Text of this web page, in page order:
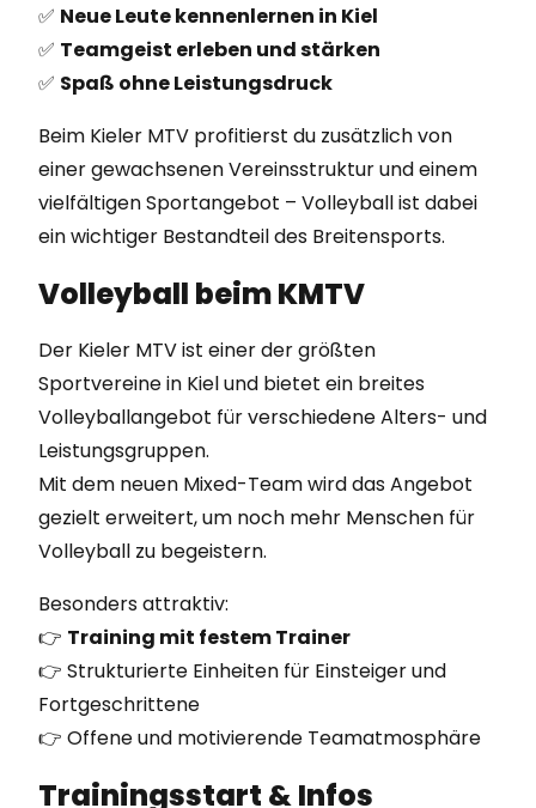
✅ Neue Leute kennenlernen in Kiel
✅ Teamgeist erleben und stärken
✅ Spaß ohne Leistungsdruck
Beim Kieler MTV profitierst du zusätzlich von
einer gewachsenen Vereinsstruktur und einem
vielfältigen Sportangebot – Volleyball ist dabei
ein wichtiger Bestandteil des Breitensports.
Volleyball beim KMTV
Der Kieler MTV ist einer der größten
Sportvereine in Kiel und bietet ein breites
Volleyballangebot für verschiedene Alters- und
Leistungsgruppen.
Mit dem neuen Mixed-Team wird das Angebot
gezielt erweitert, um noch mehr Menschen für
Volleyball zu begeistern.
Besonders attraktiv:
👉 Training mit festem Trainer
👉 Strukturierte Einheiten für Einsteiger und
Fortgeschrittene
👉 Offene und motivierende Teamatmosphäre
Trainingsstart & Infos